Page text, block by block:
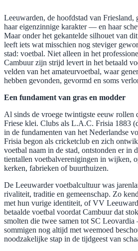
Leeuwarden, de hoofdstad van Friesland,
haar eigenzinnige karakter — en haar
Maar onder het gekantelde silhouet van
leeft iets wat misschien nog steviger
stad: voetbal. Niet alleen in het
Cambuur zijn strijd levert in het betaald
velden van het amateurvoetbal, waar
hebben gevonden, gevormd en soms
Een fundament van gras en modder
Al sinds de vroege twintigste eeuw rollen
Friese klei. Clubs als L.A.C. Frisia 1883
in de fundamenten van het Nederlandse
Frisia begon als cricketclub en zich
voetbal naam in de stad, ontstonden er in
tientallen voetbalverenigingen in wijken,
kerken, fabrieken of buurthuizen.
De Leeuwarder voetbalcultuur was
rivaliteit, traditie en gemeenschap. Zo
met hun vurige identiteit, of VV
betaalde voetbal voordat Cambuur dat
smolten die twee samen tot SC
sommigen nog altijd met weemoed
noodzakelijke stap in de tijdgeest van